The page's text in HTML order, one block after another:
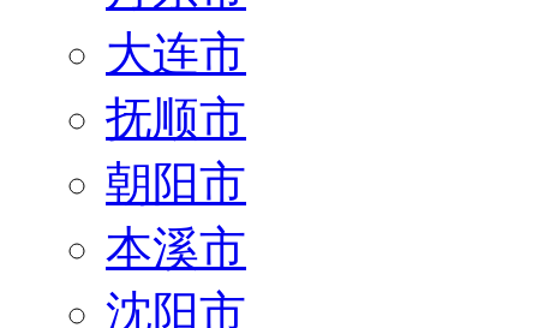
大连市
抚顺市
朝阳市
本溪市
沈阳市